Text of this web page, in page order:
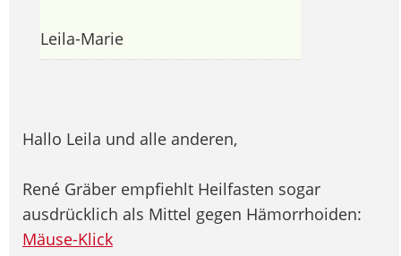
Leila-Marie
Hallo Leila und alle anderen,
René Gräber empfiehlt Heilfasten sogar
ausdrücklich als Mittel gegen Hämorrhoiden:
Mäuse-Klick